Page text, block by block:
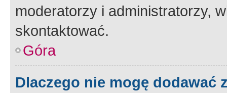
moderatorzy i administratorzy,
skontaktować.
Góra
Dlaczego nie mogę dodawać